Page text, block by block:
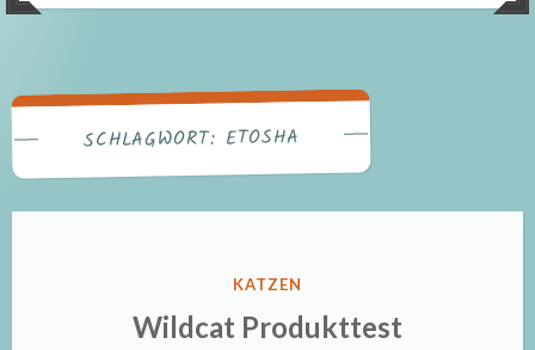
SCHLAGWORT: ETOSHA
VERÖFFENTLICHT
KATZEN
Wildcat Produkttest